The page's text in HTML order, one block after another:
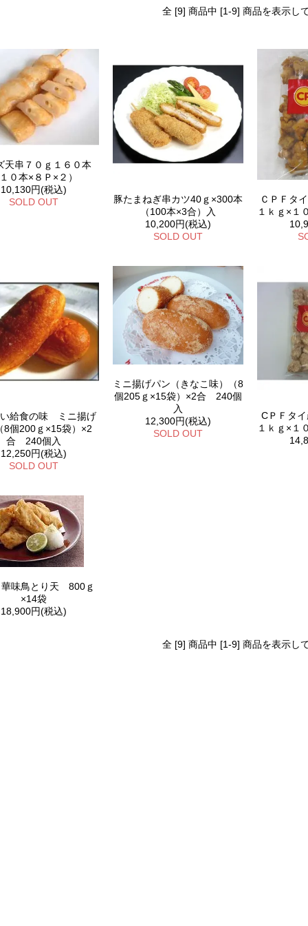
全 [9] 商品中 [1-9] 商品を表示し
天串７０ｇ１６０本
０本×８Ｐ×２）
10,130円(税込)
SOLD OUT
豚たまねぎ串カツ40ｇ×300本
（100本×3合）入
10,200円(税込)
SOLD OUT
ＣＰＦタ
１ｋｇ×１
給食の味 ミニ揚げ
8個200ｇ×15袋）×2
合 240個入
12,250円(税込)
SOLD OUT
ミニ揚げパン（きなこ味）（8
個205ｇ×15袋）×2合 240個
入
12,300円(税込)
SOLD OUT
CＰＦタ
１ｋｇ×１
味鳥とり天 800ｇ
×14袋
18,900円(税込)
全 [9] 商品中 [1-9] 商品を表示し